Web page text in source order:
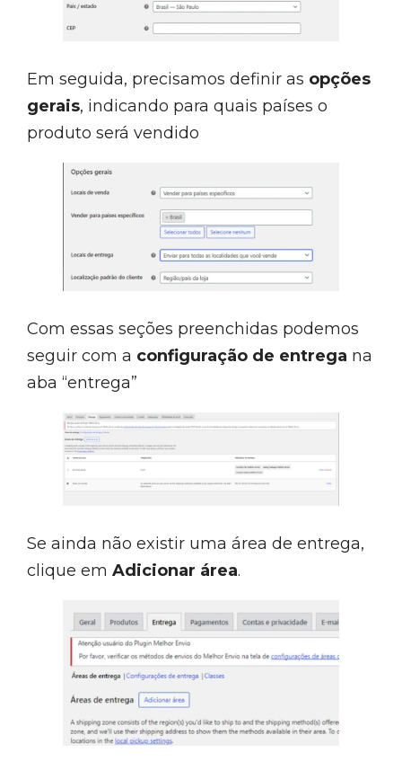
Em seguida, precisamos definir as opções
gerais, indicando para quais países o
produto será vendido
Com essas seções preenchidas podemos
seguir com a configuração de entrega na
aba “entrega”
Se ainda não existir uma área de entrega,
clique em Adicionar área.